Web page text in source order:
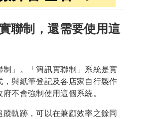
聯制，還需要使用這
制」。「簡訊實聯制」系統是實
，與紙筆登記及各店家自行製作
不會強制使用這個系統。
蹤軌跡，可以在兼顧效率之餘同